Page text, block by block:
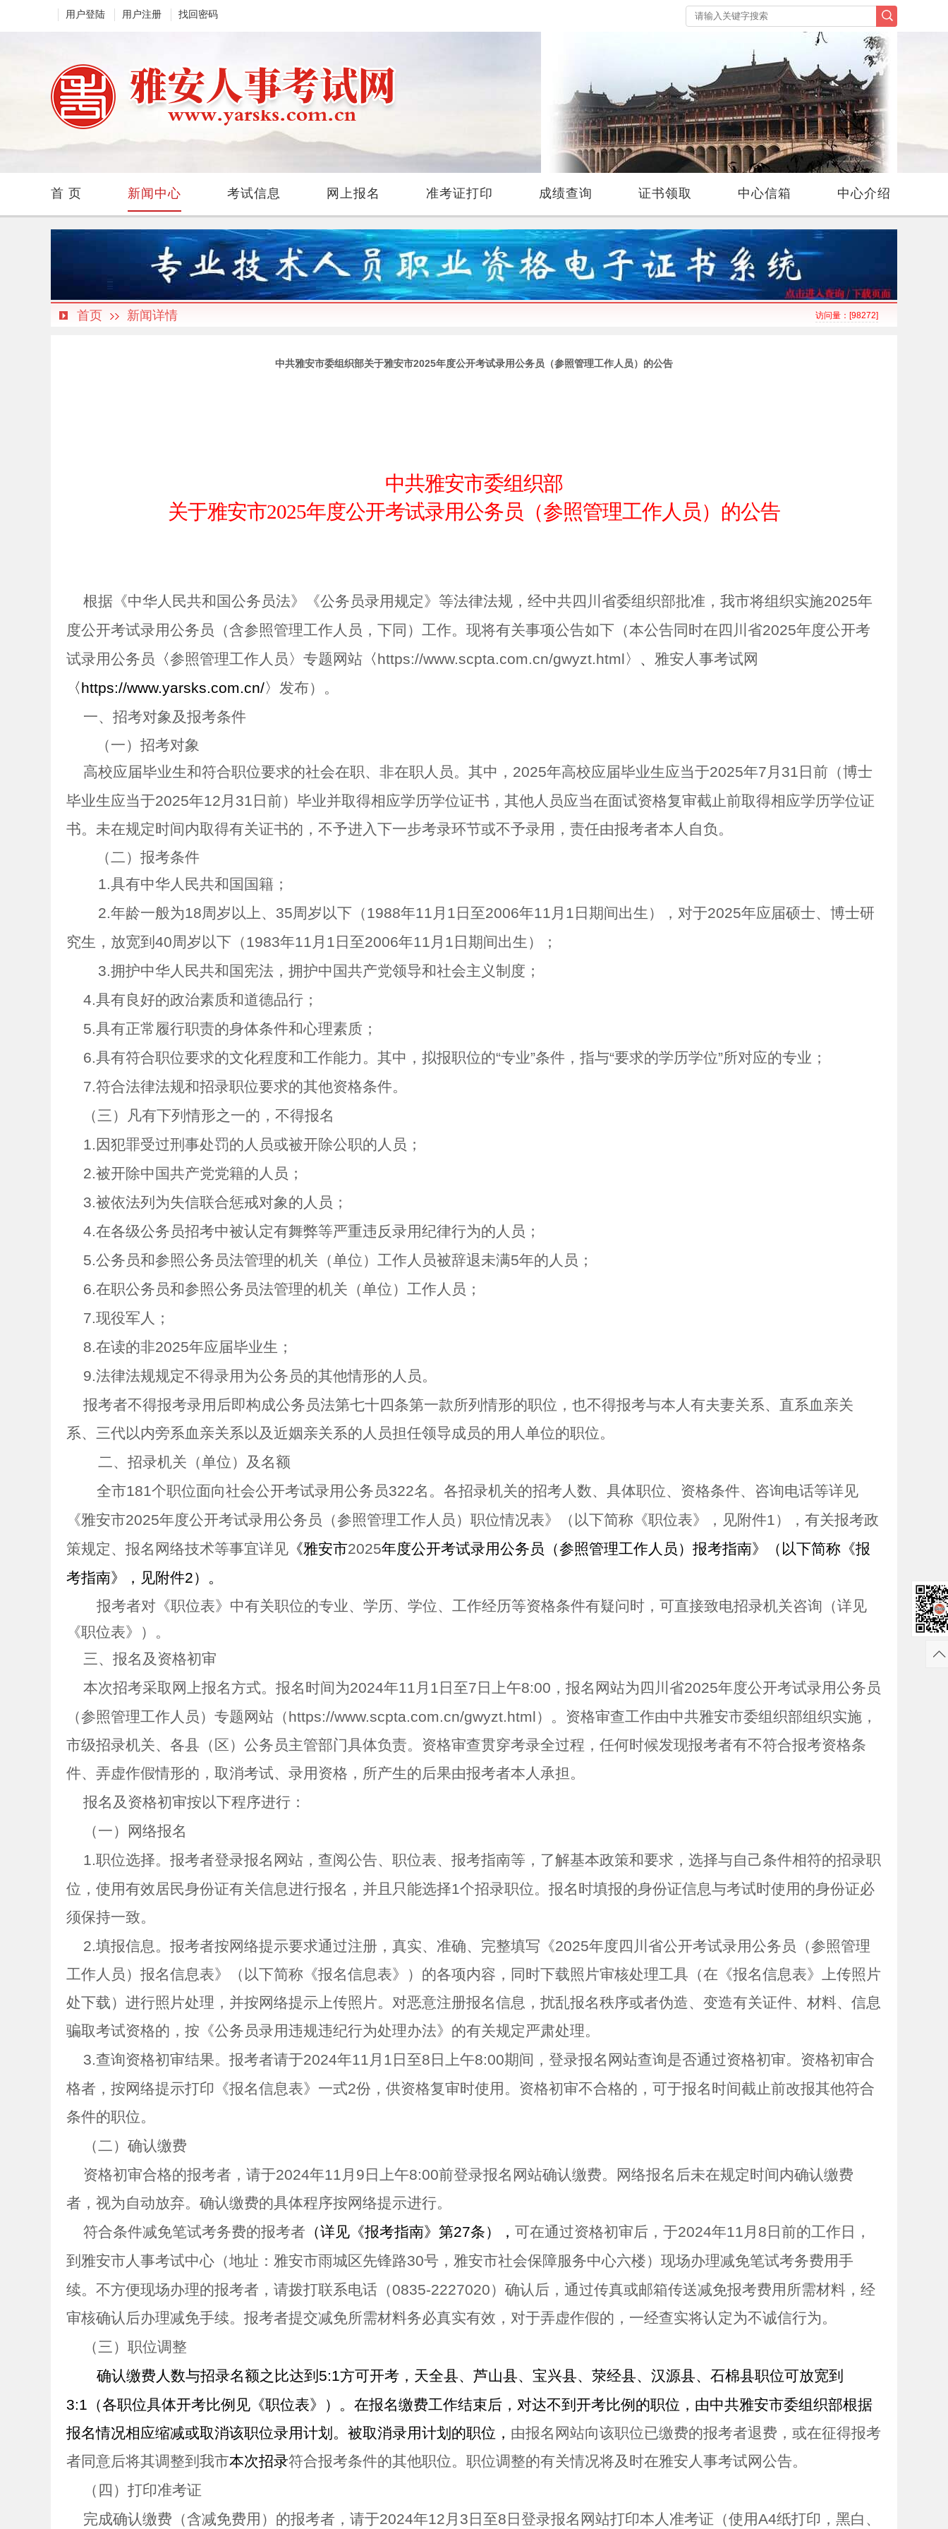
用户登陆 用户注册 找回密码
首 页 新闻中心 考试信息 网上报名 准考证打印 成绩查询 证书领取 中心信箱 中心介绍
首页 新闻详情
中共雅安市委组织部关于雅安市2025年度公开考试录用公务员（参照管理工作人员）的公告
中共雅安市委组织部
关于雅安市2025年度公开考试录用公务员（参照管理工作人员）的公告
根据《中华人民共和国公务员法》《公务员录用规定》等法律法规，经中共四川省委组织部批准，我市将组织实施2025年
度公开考试录用公务员（含参照管理工作人员，下同）工作。现将有关事项公告如下（本公告同时在四川省2025年度公开考
试录用公务员 〈参照管理工作人员 〉 专题网站 〈https://www.scpta.com.cn/gwyzt.html〉、 雅安人事考试网
〈https://www.yarsks.com.cn/〉 发布）。
一、招考对象及报考条件
（一）招考对象
高校应届毕业生和符合职位要求的社会在职、非在职人员。其中， 2025年高校应届毕业生应当于2025年7月 31 日前（博士
毕业生应当于2025年12月 31 日前）毕业并取得相应学历学位证书，其他人员应当在面试资格复审截止前取得相应学历学位证
书。未在规定时间内取得有关证书的，不予进入下一步考录环节或不予录用，责任由报考者本人自负。
（二）报考条件
1.具有中华人民共和国国籍；
2.年龄一般为18周岁以上、 35周岁以下（1988年11月 1 日至2006年11月 1 日期间出生），对于2025年应届硕士、博士研
究生，放宽到 40周岁以下（1983年11月 1 日至2006年11月 1 日期间出生）；
3.拥护中华人民共和国宪法，拥护中国共产党领导和社会主义制度；
4.具有良好的政治素质和道德品行；
5.具有正常履行职责的身体条件和心理素质；
6.具有符合职位要求的文化程度和工作能力。其中，拟报职位的“专业”条件，指与“要求的学历学位”所对应的专业；
7.符合法律法规和招录职位要求的其他资格条件。
（三）凡有下列情形之一的，不得报名
1. 因犯罪受过刑事处罚的人员或被开除公职的人员；
2.被开除中国共产党党籍的人员；
3.被依法列为失信联合惩戒对象的人员；
4.在各级公务员招考中被认定有舞弊等严重违反录用纪律行为的人员；
5.公务员和参照公务员法管理的机关（单位）工作人员被辞退未满5年的人员；
6.在职公务员和参照公务员法管理的机关（单位）工作人员；
7.现役军人；
8.在读的非2025年应届毕业生；
9.法律法规规定不得录用为公务员的其他情形的人员。
报考者不得报考录用后即构成公务员法第七十四条第一款所列情形的职位，也不得报考与本人有夫妻关系、直系血亲关
系、三代以内旁系血亲关系以及近姻亲关系的人员担任领导成员的用人单位的职位。
二、 招录机关（单位）及名额
全市181个职位面向社会公开考试录用公务员322名。各招录机关的招考人数、具体职位、资格条件、咨询电话等详见
《雅安市2025年度公开考试录用公务员（参照管理工作人员）职位情况表》（以下简称《职位表》，见附件1），有关报考政
策规定、报名网络技术等事宜详见 《雅安市2025年度公开考试录用公务员（参照管理工作人员）报考指南》（以下简称《报
考指南》，见附件2）。
报考者对《职位表》中有关职位的专业、学历、学位、工作经历等资格条件有疑问时，可直接致电招录机关咨询（详见
《职位表》）。
三、报名及资格初审
本次招考采取网上报名方式。报名时间为2024年11月 1 日至7 日上午8:00 ，报名网站为四川省2025年度公开考试录用公务员
（参照管理工作人员）专题网站（https://www.scpta.com.cn/gwyzt.html）。资格审查工作由中共雅安市委组织部组织实施，
市级招录机关、各县（区）公务员主管部门具体负责。资格审查贯穿考录全过程，任何时候发现报考者有不符合报考资格条
件、弄虚作假情形的，取消考试、录用资格，所产生的后果由报考者本人承担。
报名及资格初审按以下程序进行：
（一）网络报名
1.职位选择。报考者登录报名网站，查阅公告、职位表、报考指南等，了解基本政策和要求，选择与自己条件相符的招录职
位，使用有效居民身份证有关信息进行报名，并且只能选择1个招录职位。报名时填报的身份证信息与考试时使用的身份证必
须保持一致。
2.填报信息。报考者按网络提示要求通过注册，真实、准确、完整填写《2025年度四川省公开考试录用公务员（参照管理
工作人员）报名信息表》（以下简称《报名信息表》）的各项内容，同时下载照片审核处理工具（在《报名信息表》上传照片
处下载）进行照片处理，并按网络提示上传照片。对恶意注册报名信息，扰乱报名秩序或者伪造、变造有关证件、材料、信息
骗取考试资格的，按《公务员录用违规违纪行为处理办法》的有关规定严肃处理。
3.查询资格初审结果。报考者请于2024年11月 1 日至8 日上午8:00期间，登录报名网站查询是否通过资格初审。资格初审合
格者，按网络提示打印《报名信息表》一式2份，供资格复审时使用。资格初审不合格的，可于报名时间截止前改报其他符合
条件的职位。
（二）确认缴费
资格初审合格的报考者，请于2024年11月 9 日上午8:00前登录报名网站确认缴费。网络报名后未在规定时间内确认缴费
者，视为自动放弃。确认缴费的具体程序按网络提示进行。
符合条件减免笔试考务费的报考者 （详见《报考指南》第27条）， 可在通过资格初审后，于2024年11月 8 日前的工作日，
到雅安市人事考试中心（地址：雅安市雨城区先锋路30号，雅安市社会保障服务中心六楼）现场办理减免笔试考务费用手
续。不方便现场办理的报考者，请拨打联系电话（0835-2227020）确认后，通过传真或邮箱传送减免报考费用所需材料，经
审核确认后办理减免手续。报考者提交减免所需材料务必真实有效，对于弄虚作假的，一经查实将认定为不诚信行为。
（三）职位调整
确认缴费人数与招录名额之比达到 5:1方可开考，天全县、芦山县、宝兴县、荥经县、汉源县、石棉县职位可放宽到
3:1 （各职位具体开考比例见《职位表》）。在报名缴费工作结束后，对达不到开考比例的职位，由中共雅安市委组织部根据
报名情况相应缩减或取消该职位录用计划。被取消录用计划的职位， 由报名网站向该职位已缴费的报考者退费，或在征得报考
者同意后将其调整到我市本次招录符合报考条件的其他职位。职位调整的有关情况将及时在雅安人事考试网公告。
（四）打印准考证
完成确认缴费（含减免费用）的报考者，请于2024年12月 3 日至8 日登录报名网站打印本人准考证（使用A4纸打印，黑白、
访问量： [98272]